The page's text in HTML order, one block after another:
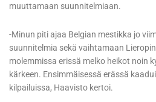
muuttamaan suunnitelmiaan.
-Minun piti ajaa Belgian mestikka jo
suunnitelmia sekä vaihtamaan
molemmissa erissä melko heikot noin
kärkeen. Ensimmäisessä erässä
kilpailuissa, Haavisto kertoi.